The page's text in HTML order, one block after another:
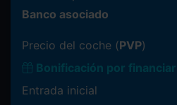
Banco asociado
Precio del coche (PVP)
Bonificación por financiar
Entrada inicial